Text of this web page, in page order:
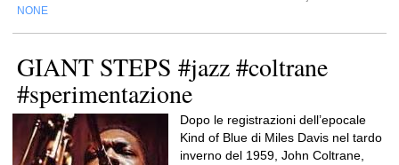
NONE
GIANT STEPS #jazz #coltrane
#sperimentazione
Dopo le registrazioni dell’epocale
Kind of Blue di Miles Davis nel tardo
inverno del 1959, John Coltrane,